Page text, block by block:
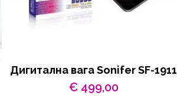
Дигитална вага Sonifer SF-1911
€499,00